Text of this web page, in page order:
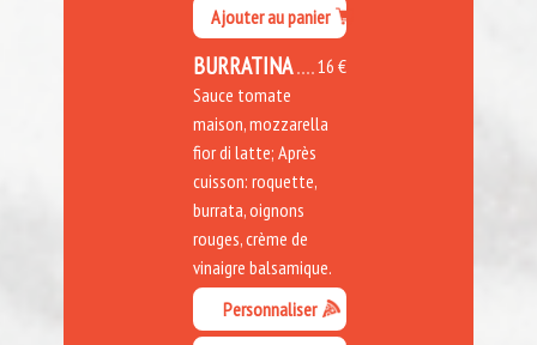
Ajouter au panier
16 €
BURRATINA
Sauce tomate
maison, mozzarella
fior di latte; Après
cuisson: roquette,
burrata, oignons
rouges, crème de
vinaigre balsamique.
Personnaliser